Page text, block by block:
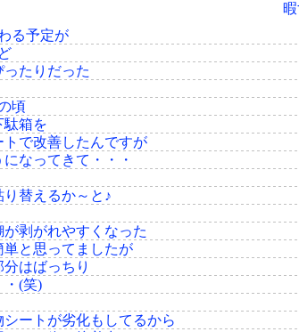
暇
る予定が
たりだった
頃
駄箱を
で改善したんですが
なってきて・・・
替えるか～と♪
剥がれやすくなった
と思ってましたが
はばっちり
・(笑)
ートが劣化もしてるから